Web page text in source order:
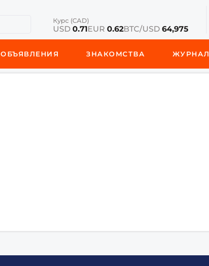
Курс (CAD)
USD 0.71EUR 0.62BTC/USD 64,975
ОБЪЯВЛЕНИЯ ЗНАКОМСТВА ЖУРНАЛ